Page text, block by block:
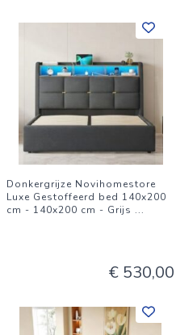
Donkergrijze Novihomestore
Luxe Gestoffeerd bed 140x200
cm - 140x200 cm - Grijs ...
€ 530,00